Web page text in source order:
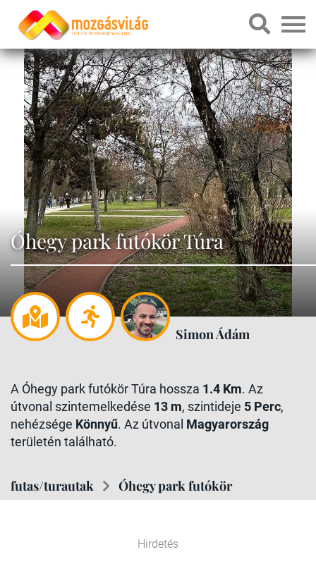
Óhegy park futókör Túra
Simon Ádám
A Óhegy park futókör Túra hossza 1.4 Km. Az
útvonal szintemelkedése 13 m, szintideje 5 Perc,
nehézsége Könnyű. Az útvonal Magyarország
területén található.
futas/turautak Óhegy park futókör
Hirdetés